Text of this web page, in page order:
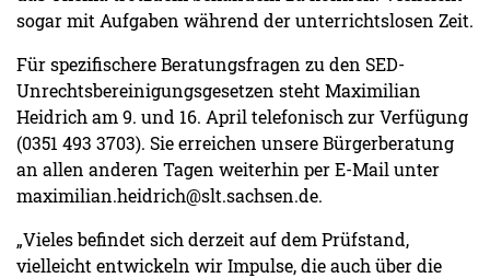
sogar mit Aufgaben während der unterrichtslosen Zeit.
Für spezifischere Beratungsfragen zu den SED-
Unrechtsbereinigungsgesetzen steht Maximilian
Heidrich am 9. und 16. April telefonisch zur Verfügung
(0351 493 3703). Sie erreichen unsere Bürgerberatung
an allen anderen Tagen weiterhin per E-Mail unter
maximilian.heidrich@slt.sachsen.de.
„Vieles befindet sich derzeit auf dem Prüfstand,
vielleicht entwickeln wir Impulse, die auch über die